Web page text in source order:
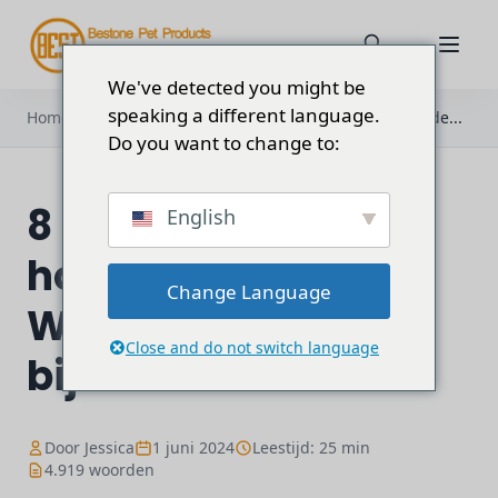
Home Blog 8 soorten hondentuigen: Welke is de...
8 soorten
hondenharnassen:
Welke past het best
bij uw klanten?
Door Jessica 1 juni 2024
Leestijd: 25 min
4.919 woorden
We've detected you might be
speaking a different language.
Do you want to change to:
English
Change Language
Close and do not switch language